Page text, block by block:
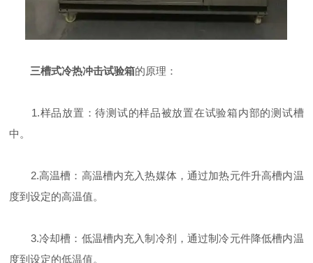
三槽式冷热冲击试验箱的原理：
1.样品放置：待测试的样品被放置在试验箱内部的测试槽
中。
2.高温槽：高温槽内充入热媒体，通过加热元件升高槽内温
度到设定的高温值。
3.冷却槽：低温槽内充入制冷剂，通过制冷元件降低槽内温
度到设定的低温值。